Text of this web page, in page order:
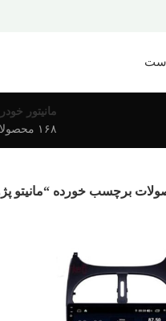
مانیتور
۱۶۸ محصولات
برچسب خورده “مانیتو پژو